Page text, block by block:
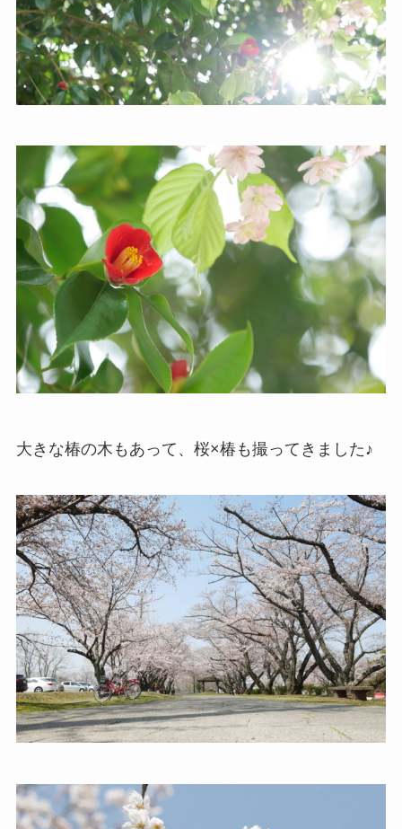
大きな椿の木もあって、桜×椿も撮ってきました♪